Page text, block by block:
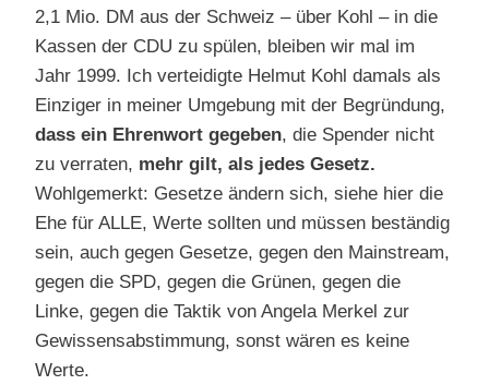
2,1 Mio. DM aus der Schweiz – über Kohl – in die
Kassen der CDU zu spülen, bleiben wir mal im
Jahr 1999. Ich verteidigte Helmut Kohl damals als
Einziger in meiner Umgebung mit der Begründung,
dass ein Ehrenwort gegeben, die Spender nicht
zu verraten, mehr gilt, als jedes Gesetz.
Wohlgemerkt: Gesetze ändern sich, siehe hier die
Ehe für ALLE, Werte sollten und müssen beständig
sein, auch gegen Gesetze, gegen den Mainstream,
gegen die SPD, gegen die Grünen, gegen die
Linke, gegen die Taktik von Angela Merkel zur
Gewissensabstimmung, sonst wären es keine
Werte.